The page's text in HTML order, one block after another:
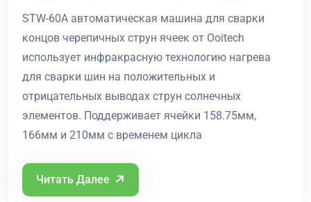
STW-60A автоматическая машина для сварки
концов черепичных струн ячеек от Ooitech
использует инфракрасную технологию нагрева
для сварки шин на положительных и
отрицательных выводах струн солнечных
элементов. Поддерживает ячейки 158.75мм,
166мм и 210мм с временем цикла
Читать Далее